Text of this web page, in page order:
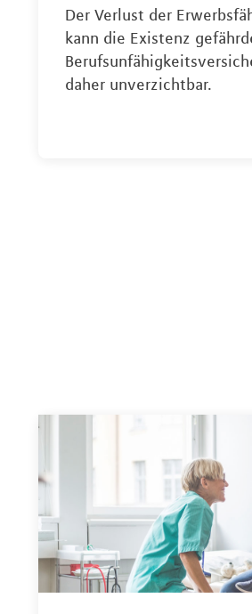
Der Verlust der
kann die Existenz
daher unverzichtbar.